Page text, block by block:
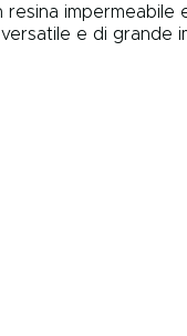
impermeabile
e di grande